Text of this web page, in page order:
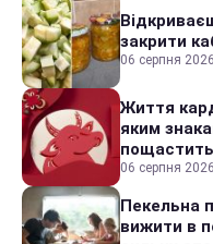
закрити
06 серпня
Життя
яким
06 серпня
Пекельна
вижити в